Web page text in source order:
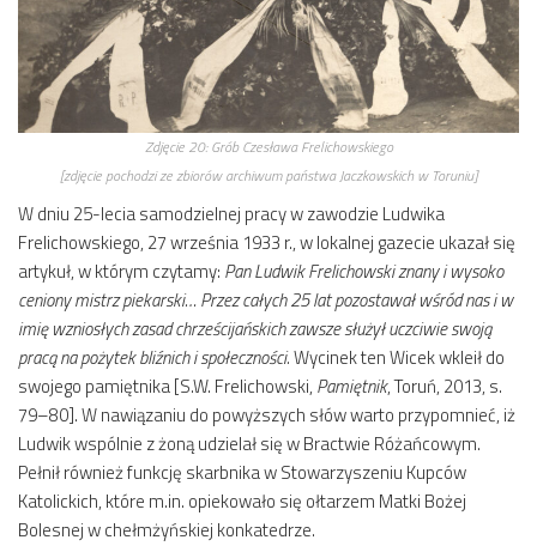
Zdjęcie 20:Grób Czesława Frelichowskiego
[zdjęcie pochodzi ze zbiorów archiwum państwa Jaczkowskich w Toruniu]
W dniu 25-lecia samodzielnej pracy w zawodzie Ludwika
Frelichowskiego, 27 września 1933 r., w lokalnej gazecie ukazał się
artykuł, w którym czytamy: Pan Ludwik Frelichowski znany i wysoko
ceniony mistrz piekarski… Przez całych 25 lat pozostawał wśród nas i w
imię wzniosłych zasad chrześcijańskich zawsze służył uczciwie swoją
pracą na pożytek bliźnich i społeczności.Wycinek ten Wicek wkleił do
swojego pamiętnika [S.W. Frelichowski, Pamiętnik, Toruń, 2013, s.
79–80]. W nawiązaniu do powyższych słów warto przypomnieć, iż
Ludwik wspólnie z żoną udzielał się w Bractwie Różańcowym.
Pełnił również funkcję skarbnika w Stowarzyszeniu Kupców
Katolickich, które m.in. opiekowało się ołtarzem Matki Bożej
Bolesnej w chełmżyńskiej konkatedrze.